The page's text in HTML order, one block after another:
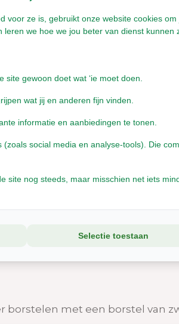
over onze
met zwijnenhaar
zwijnenhaar
voor een natuurlijke borstel
borstelen met een borstel van
voor ze is, gebruikt onze website cookies
we hoe we jou beter van dienst kunnen
site gewoon doet wat ‘ie moet doen.
wat jij en anderen fijn vinden.
informatie en aanbiedingen te tonen.
social media en analyse-tools). Die
site nog steeds, maar misschien net iets
Selectie toestaan